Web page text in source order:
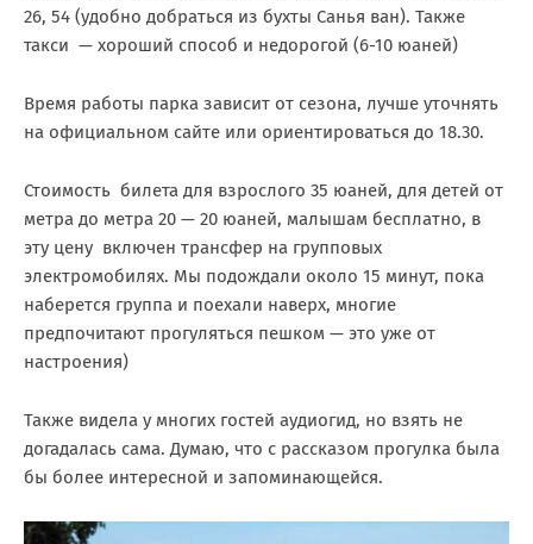
26, 54 (удобно добраться из бухты Санья ван). Также
такси — хороший способ и недорогой (6-10 юаней)
Время работы парка зависит от сезона, лучше уточнять
на официальном сайте или ориентироваться до 18.30.
Стоимость билета для взрослого 35 юаней, для детей от
метра до метра 20 — 20 юаней, малышам бесплатно, в
эту цену включен трансфер на групповых
электромобилях. Мы подождали около 15 минут, пока
наберется группа и поехали наверх, многие
предпочитают прогуляться пешком — это уже от
настроения)
Также видела у многих гостей аудиогид, но взять не
догадалась сама. Думаю, что с рассказом прогулка была
бы более интересной и запоминающейся.